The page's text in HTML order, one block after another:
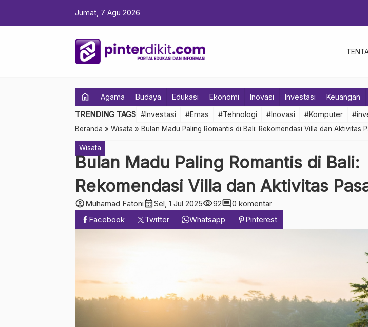
Jumat, 7 Agu 2026
home Agama Budaya Edukasi Ekonomi Inovasi Investasi Keuangan
TRENDING TAGS #Investasi #Emas #Tehnologi #Inovasi #Komputer
Beranda » Wisata » Bulan Madu Paling Romantis di Bali: Rekomendasi Villa dan Aktivitas
Wisata
Bulan Madu Paling Romantis di Bali:
Rekomendasi Villa dan Aktivitas
account_circleMuhamad Fatonicalendar_monthSel, 1 Jul 2025visibility92comment0 komentar
Facebook
Twitter Whatsapp Pinterest